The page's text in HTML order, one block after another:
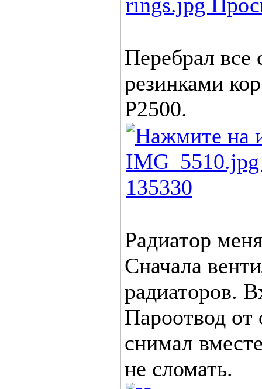
Перебрал все
резинками
Р2500.
Радиатор
Сначала
радиаторов.
Пароотвод от
снимал
не сломать.